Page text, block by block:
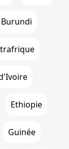
Burundi
Ethiopie
Guinée